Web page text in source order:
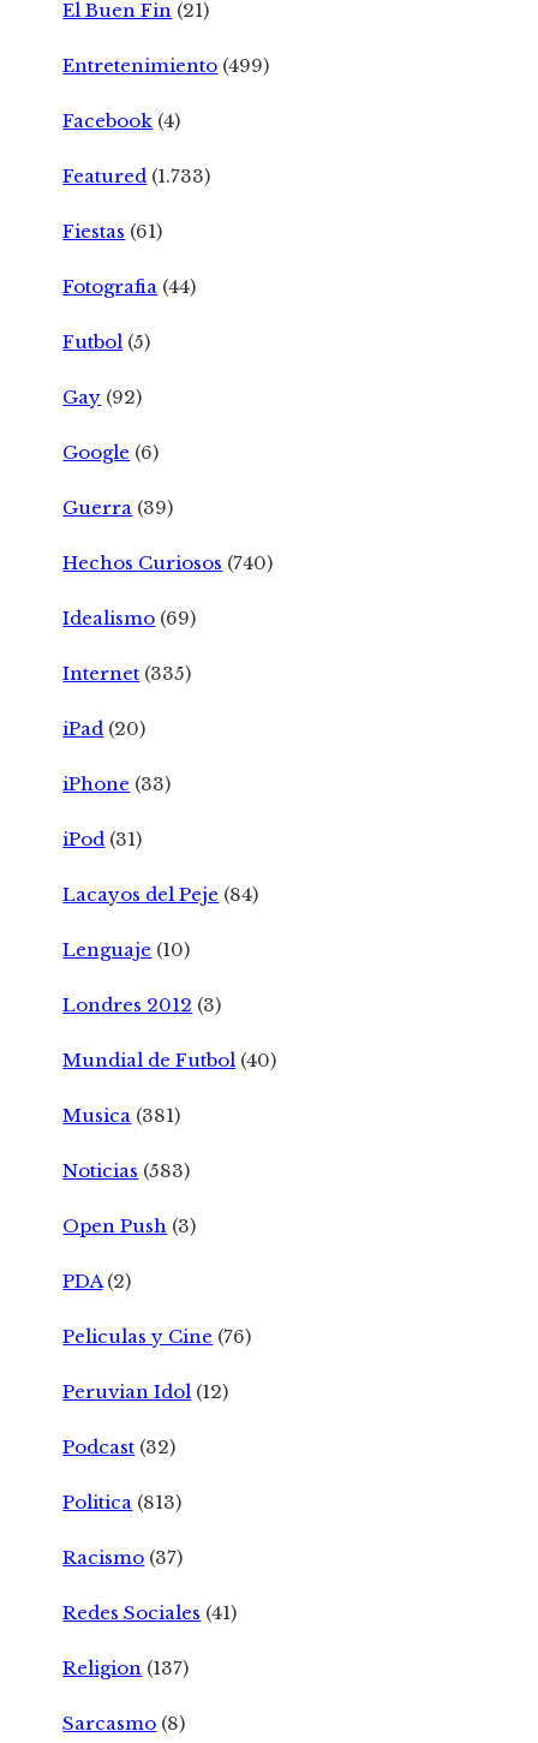
El Buen Fin (21)
Entretenimiento (499)
Facebook (4)
Featured (1.733)
Fiestas (61)
Fotografia (44)
Futbol (5)
Gay (92)
Google (6)
Guerra (39)
Hechos Curiosos (740)
Idealismo (69)
Internet (335)
iPad (20)
iPhone (33)
iPod (31)
Lacayos del Peje (84)
Lenguaje (10)
Londres 2012 (3)
Mundial de Futbol (40)
Musica (381)
Noticias (583)
Open Push (3)
PDA(2)
Peliculas y Cine (76)
Peruvian Idol (12)
Podcast (32)
Politica (813)
Racismo (37)
Redes Sociales (41)
Religion (137)
Sarcasmo (8)